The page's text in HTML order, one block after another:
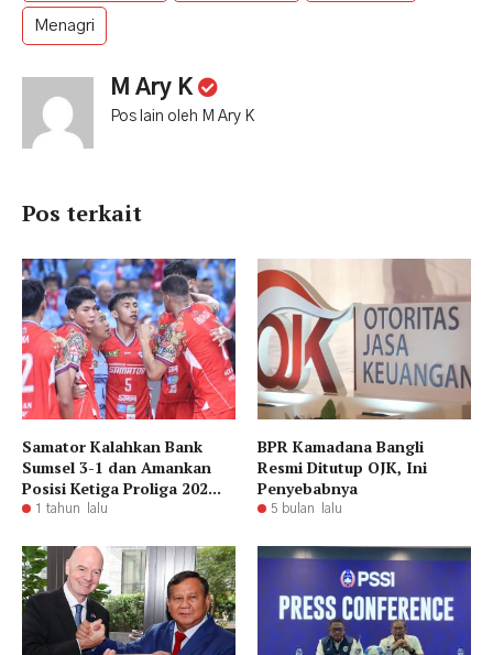
Menagri
M Ary K
Pos lain oleh M Ary K
Pos terkait
Samator Kalahkan Bank
Sumsel 3-1 dan Amankan
Posisi Ketiga Proliga 202...
1 tahun lalu
BPR Kamadana Bangli
Resmi Ditutup OJK, Ini
Penyebabnya
5 bulan lalu